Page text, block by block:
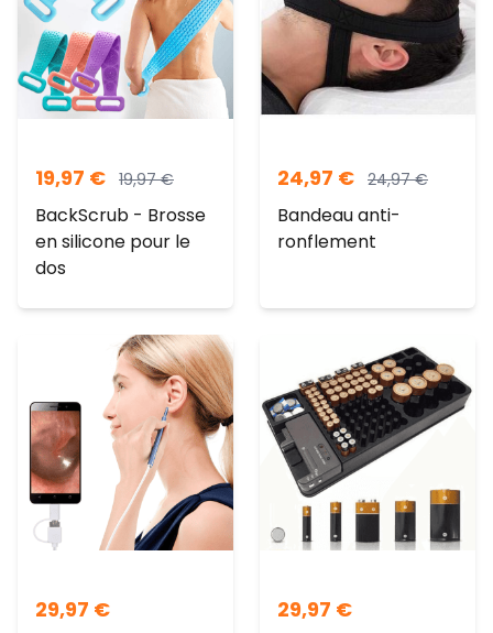
19,97 € 19,97€
BackScrub - Brosse
en silicone pour le
dos
24,97 € 24,97€
Bandeau anti-
ronflement
29,97 € 29,97 €